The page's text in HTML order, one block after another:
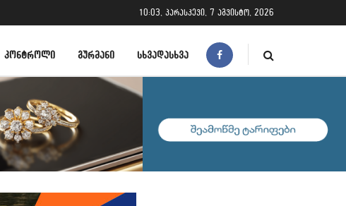
10:03, პარასკევი, 7 აგვისტო, 2026
ᲙᲝᲜᲢᲠᲝᲚᲘ ᲒᲣᲠᲛᲐᲜᲘ ᲡᲮᲕᲐᲓᲐᲡᲮᲕᲐ